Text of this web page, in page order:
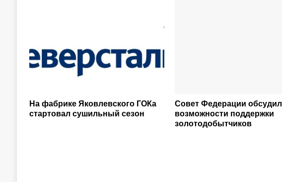
На фабрике Яковлевского ГОКа
стартовал сушильный сезон
Совет Федерации обсудил
возможности поддержки
золотодобытчиков